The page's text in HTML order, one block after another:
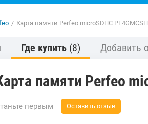
/ Карта памяти Perfeo microSDHC
Где купить (8) Добавить
памяти Perfeo
первым Оставить отзыв